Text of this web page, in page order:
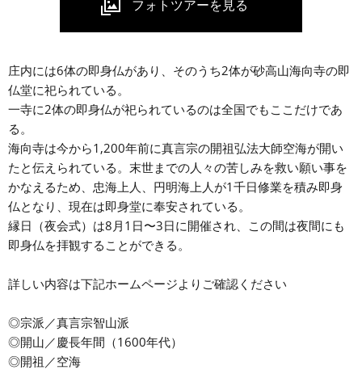
庄内には6体の即身仏があり、そのうち2体が砂高山海向寺の即
仏堂に祀られている。
一寺に2体の即身仏が祀られているのは全国でもここだけであ
る。
海向寺は今から1,200年前に真言宗の開祖弘法大師空海が開い
たと伝えられている。末世までの人々の苦しみを救い願い事を
かなえるため、忠海上人、円明海上人が1千日修業を積み即身
仏となり、現在は即身堂に奉安されている。
縁日（夜会式）は8月1日〜3日に開催され、この間は夜間にも
即身仏を拝観することができる。
詳しい内容は下記ホームページよりご確認ください
◎宗派／真言宗智山派
◎開山／慶長年間（1600年代）
◎開祖／空海